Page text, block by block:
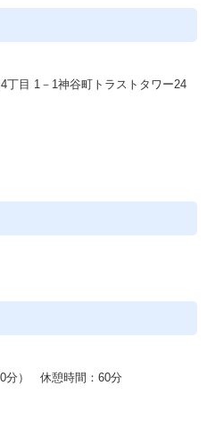
丁目 1－1神谷町トラストタワー24
分） 休憩時間：60分